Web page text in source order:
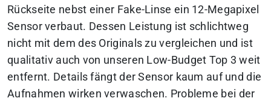
Rückseite nebst einer Fake-Linse ein 12-Megapixel
Sensor verbaut. Dessen Leistung ist schlichtweg
nicht mit dem des Originals zu vergleichen und ist
qualitativ auch von unseren Low-Budget Top 3 weit
entfernt. Details fängt der Sensor kaum auf und die
Aufnahmen wirken verwaschen. Probleme bei der